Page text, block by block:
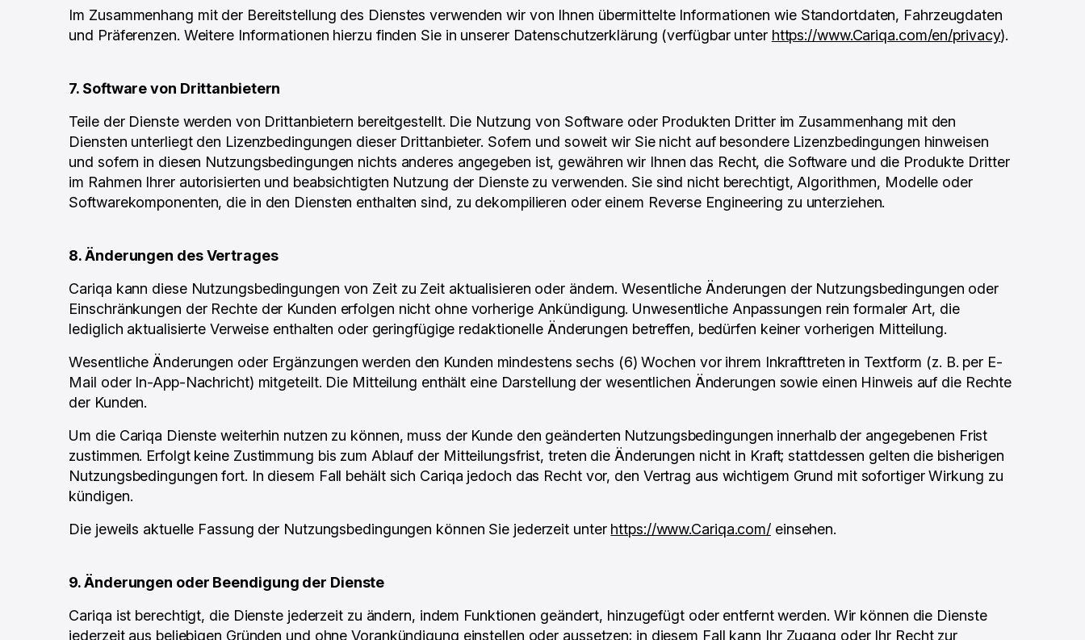
Im Zusammenhang mit der Bereitstellung des Dienstes verwenden wir von Ihnen übermittelte Informationen wie Standortdaten, Fahrzeugdaten
und Präferenzen. Weitere Informationen hierzu finden Sie in unserer Datenschutzerklärung (verfügbar unter https://www.Cariqa.com/en/privacy).
‍7. Software von Drittanbietern
Teile der Dienste werden von Drittanbietern bereitgestellt. Die Nutzung von Software oder Produkten Dritter im Zusammenhang mit den
Diensten unterliegt den Lizenzbedingungen dieser Drittanbieter. Sofern und soweit wir Sie nicht auf besondere Lizenzbedingungen hinweisen
und sofern in diesen Nutzungsbedingungen nichts anderes angegeben ist, gewähren wir Ihnen das Recht, die Software und die Produkte Dritter
im Rahmen Ihrer autorisierten und beabsichtigten Nutzung der Dienste zu verwenden. Sie sind nicht berechtigt, Algorithmen, Modelle oder
Softwarekomponenten, die in den Diensten enthalten sind, zu dekompilieren oder einem Reverse Engineering zu unterziehen.
8. Änderungen des Vertrages
Cariqa kann diese Nutzungsbedingungen von Zeit zu Zeit aktualisieren oder ändern. Wesentliche Änderungen der Nutzungsbedingungen oder
Einschränkungen der Rechte der Kunden erfolgen nicht ohne vorherige Ankündigung. Unwesentliche Anpassungen rein formaler Art, die
lediglich aktualisierte Verweise enthalten oder geringfügige redaktionelle Änderungen betreffen, bedürfen keiner vorherigen Mitteilung.
Wesentliche Änderungen oder Ergänzungen werden den Kunden mindestens sechs (6) Wochen vor ihrem Inkrafttreten in Textform (z. B. per E-
Mail oder In-App-Nachricht) mitgeteilt. Die Mitteilung enthält eine Darstellung der wesentlichen Änderungen sowie einen Hinweis auf die Rechte
der Kunden.
Um die Cariqa Dienste weiterhin nutzen zu können, muss der Kunde den geänderten Nutzungsbedingungen innerhalb der angegebenen Frist
zustimmen. Erfolgt keine Zustimmung bis zum Ablauf der Mitteilungsfrist, treten die Änderungen nicht in Kraft; stattdessen gelten die bisherigen
Nutzungsbedingungen fort. In diesem Fall behält sich Cariqa jedoch das Recht vor, den Vertrag aus wichtigem Grund mit sofortiger Wirkung zu
kündigen.
Die jeweils aktuelle Fassung der Nutzungsbedingungen können Sie jederzeit unter https://www.Cariqa.com/ einsehen.
9. Änderungen oder Beendigung der Dienste
Cariqa ist berechtigt, die Dienste jederzeit zu ändern, indem Funktionen geändert, hinzugefügt oder entfernt werden. Wir können die Dienste
jederzeit aus beliebigen Gründen und ohne Vorankündigung einstellen oder aussetzen; in diesem Fall kann Ihr Zugang oder Ihr Recht zur